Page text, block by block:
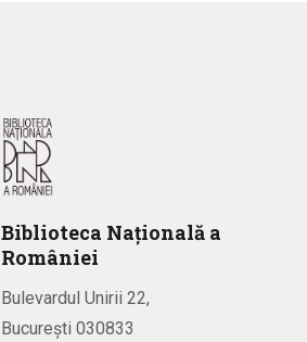
Biblioteca Națională a
României
Bulevardul Unirii 22,
București 030833